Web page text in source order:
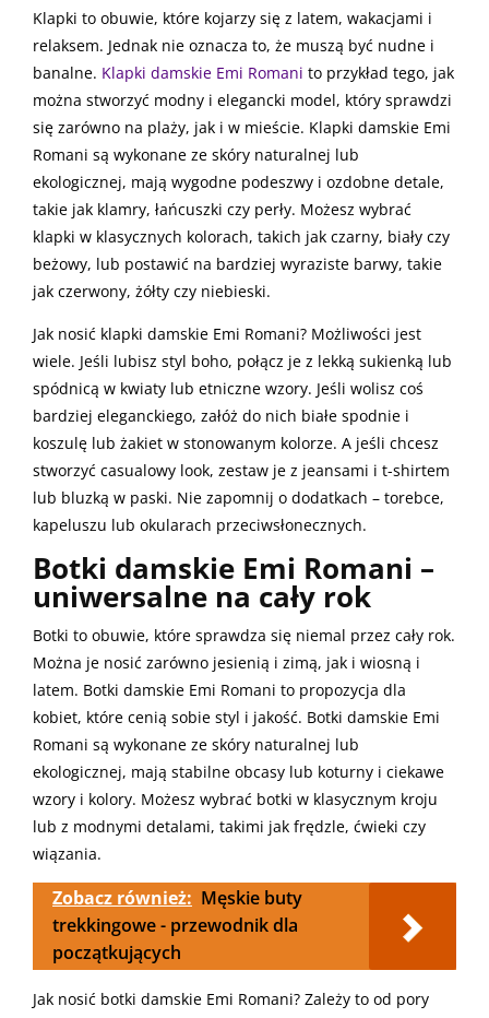
Klapki to obuwie, które kojarzy się z latem, wakacjami i
relaksem. Jednak nie oznacza to, że muszą być nudne i
banalne. Klapki damskie Emi Romani to przykład tego, jak
można stworzyć modny i elegancki model, który sprawdzi
się zarówno na plaży, jak i w mieście. Klapki damskie Emi
Romani są wykonane ze skóry naturalnej lub
ekologicznej, mają wygodne podeszwy i ozdobne detale,
takie jak klamry, łańcuszki czy perły. Możesz wybrać
klapki w klasycznych kolorach, takich jak czarny, biały czy
beżowy, lub postawić na bardziej wyraziste barwy, takie
jak czerwony, żółty czy niebieski.
Jak nosić klapki damskie Emi Romani? Możliwości jest
wiele. Jeśli lubisz styl boho, połącz je z lekką sukienką lub
spódnicą w kwiaty lub etniczne wzory. Jeśli wolisz coś
bardziej eleganckiego, załóż do nich białe spodnie i
koszulę lub żakiet w stonowanym kolorze. A jeśli chcesz
stworzyć casualowy look, zestaw je z jeansami i t-shirtem
lub bluzką w paski. Nie zapomnij o dodatkach – torebce,
kapeluszu lub okularach przeciwsłonecznych.
Botki damskie Emi Romani –
uniwersalne na cały rok
Botki to obuwie, które sprawdza się niemal przez cały rok.
Można je nosić zarówno jesienią i zimą, jak i wiosną i
latem. Botki damskie Emi Romani to propozycja dla
kobiet, które cenią sobie styl i jakość. Botki damskie Emi
Romani są wykonane ze skóry naturalnej lub
ekologicznej, mają stabilne obcasy lub koturny i ciekawe
wzory i kolory. Możesz wybrać botki w klasycznym kroju
lub z modnymi detalami, takimi jak frędzle, ćwieki czy
wiązania.
Zobacz również: Męskie buty
trekkingowe - przewodnik dla
początkujących
Jak nosić botki damskie Emi Romani? Zależy to od pory